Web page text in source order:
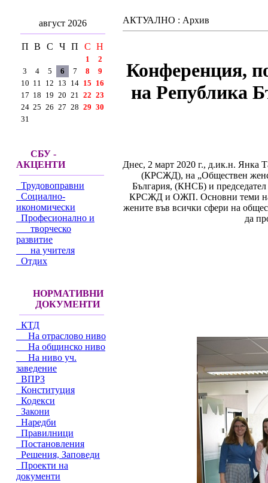
август 2026
П В С Ч П С Н
1
2
3
4 5 6 7 8
9
10 11 12 13 14 15 16
17 18 19 20 21 22 23
24 25 26 27 28 29 30
31
СБУ -
АКЦЕНТИ
Трудовоправни
Социално-
икономически
Професионално и
творческо
развитие
на учителя
Отдих
НОРМАТИВНИ
ДОКУМЕНТИ
КТД
На отраслово ниво
На общинско ниво
На ниво уч.
заведение
ВПРЗ
Конституция
Кодекси
Закони
Наредби
Правилници
Постановления
Решения, Заповеди
Проекти на
документи
АКТУАЛНО : Архив
Конференция,
на Република
Днес, 2 март 2020 г., д.ик.н. Янка
(КРСЖД), на „Обществен
България, (КНСБ) и
КРСЖД и ОЖП. Основни теми на
жените във всички сфери на
да